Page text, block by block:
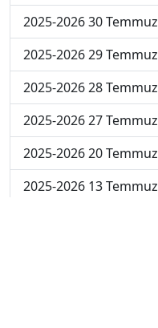
2025-2026 30 Temmuz
2025-2026 29 Temmuz
2025-2026 28 Temmuz
2025-2026 27 Temmuz
2025-2026 20 Temmuz
2025-2026 13 Temmuz